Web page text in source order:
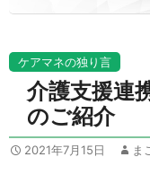
ス
キ
ケアマネの独り言
介護支援
のご紹介
2021年7月15日 ま